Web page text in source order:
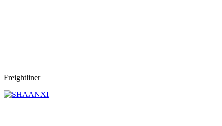
Freightliner